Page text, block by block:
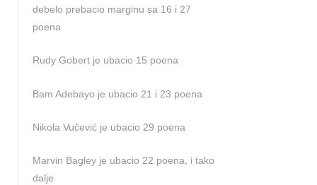
debelo prebacio marginu sa 16 i 27
poena
Rudy Gobert je ubacio 15 poena
Bam Adebayo je ubacio 21 i 23 poena
Nikola Vučević je ubacio 29 poena
Marvin Bagley je ubacio 22 poena, i tako
dalje